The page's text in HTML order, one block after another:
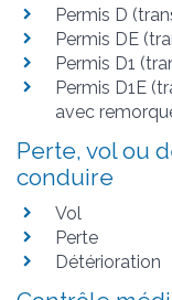
Permis D
Permis DE
Permis D1
Permis D1E
avec
Perte, vol ou
conduire
Vol
Perte
Détérioration